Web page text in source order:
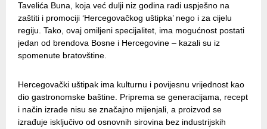
Tavelića Buna, koja već dulji niz godina radi uspješno na
zaštiti i promociji ‘Hercegovačkog uštipka’ nego i za cijelu
regiju. Tako, ovaj omiljeni specijalitet, ima mogućnost postati
jedan od brendova Bosne i Hercegovine – kazali su iz
spomenute bratovštine.
Hercegovački uštipak ima kulturnu i povijesnu vrijednost kao
dio gastronomske baštine. Priprema se generacijama, recept
i način izrade nisu se značajno mijenjali, a proizvod se
izrađuje isključivo od osnovnih sirovina bez industrijskih